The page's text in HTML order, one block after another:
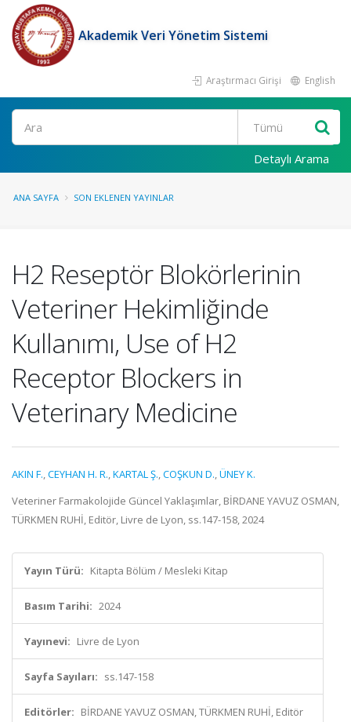
Akademik Veri Yönetim Sistemi
Araştırmacı Girişi English
Ara
Detaylı Arama
ANA SAYFA SON EKLENEN YAYINLAR
H2 Reseptör Blokörlerinin
Veteriner Hekimliğinde
Kullanımı, Use of H2
Receptor Blockers in
Veterinary Medicine
AKIN F.,CEYHAN H. R.,KARTAL Ş.,COŞKUN D.,ÜNEY K.
Veteriner Farmakolojide Güncel Yaklaşımlar, BİRDANE YAVUZ OSMAN,
TÜRKMEN RUHİ, Editör, Livre de Lyon, ss.147-158, 2024
Yayın Türü: Kitapta Bölüm / Mesleki Kitap
Basım Tarihi: 2024
Yayınevi: Livre de Lyon
Sayfa Sayıları: ss.147-158
Editörler: BİRDANE YAVUZ OSMAN, TÜRKMEN RUHİ, Editör